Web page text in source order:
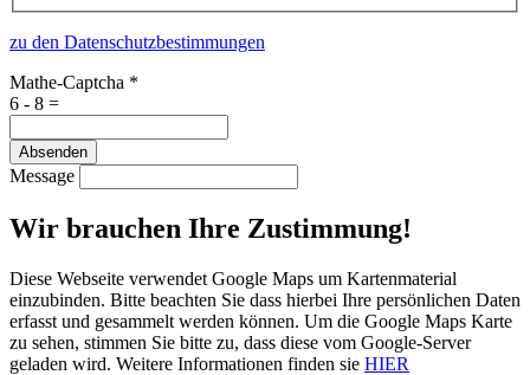
zu den Datenschutzbestimmungen
Mathe-Captcha *
6 - 8 =
Absenden
Message
Wir brauchen Ihre Zustimmung!
Diese Webseite verwendet Google Maps um Kartenmaterial
einzubinden. Bitte beachten Sie dass hierbei Ihre persönlichen Daten
erfasst und gesammelt werden können. Um die Google Maps Karte
zu sehen, stimmen Sie bitte zu, dass diese vom Google-Server
geladen wird. Weitere Informationen finden sie HIER